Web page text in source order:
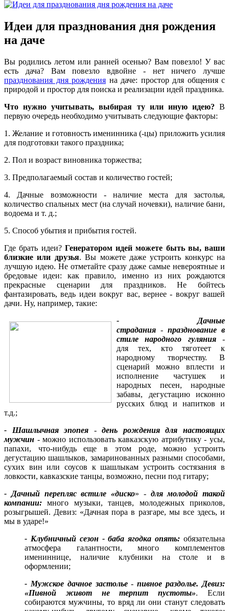
Идеи для празднования дня рождения
на даче
Вы родились летом или ранней осенью? Вам повезло! У вас
есть дача? Вам повезло вдвойне - нет ничего лучше
празднования дня рождения на даче: простор для общения с
природой и простор для поиска и реализации идей праздника.
Что нужно учитывать, выбирая ту или иную идею? В
первую очередь необходимо учитывать следующие факторы:
1. Желание и готовность именинника (-цы) приложить усилия
для подготовки такого праздника;
2. Пол и возраст виновника торжества;
3. Предполагаемый состав и количество гостей;
4. Дачные возможности - наличие места для застолья,
количество спальных мест (на случай ночевки), наличие бани,
водоема и т. д.;
5. Способ убытия и прибытия гостей.
Где брать идеи? Генератором идей можете быть вы, ваши
близкие или друзья. Вы можете даже устроить конкурс на
лучшую идею. Не отметайте сразу даже самые невероятные и
бредовые идеи: как правило, именно из них рождаются
прекрасные сценарии для праздников. Не бойтесь
фантазировать, ведь идеи вокруг вас, вернее - вокруг вашей
дачи. Ну, например, такие:
- Дачные
страдания - празднование в
стиле народного гуляния
-
для тех, кто тяготеет к
народному творчеству. В
сценарий можно вплести и
исполнение частушек и
народных песен, народные
забавы, дегустацию исконно
русских блюд и напитков и
т.д.;
- Шашлычная эпопея -день рождения для настоящих
мужчин - можно использовать кавказскую атрибутику - усы,
папахи, что-нибудь еще в этом роде, можно устроить
дегустацию шашлыков, замаринованных разными способами,
сухих вин или соусов к шашлыкам устроить состязания в
ловкости, кавказские танцы, возможно, песни под гитару;
- Дачный перепляс встиле «диско» - для молодой такой
компании: много музыки, танцев, молодежных приколов,
розыгрышей. Девиз: «Дачная пора в разгаре, мы все здесь, и
мы в ударе!»
- Клубничный сезон - баба ягодка опять: обязательна
атмосфера галантности, много комплементов
имениннице, наличие клубники на столе и в
оформлении;
- Мужское дачное застолье-пивное раздолье. Девиз:
«Пивной живот не терпит пустоты». Если
собираются мужчины, то вряд ли они станут следовать